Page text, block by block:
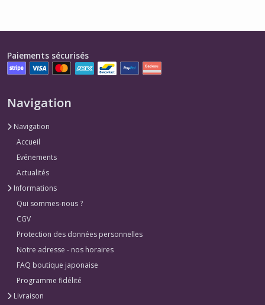
Paiements sécurisés
Navigation
Navigation
Accueil
Evénements
Actualités
Informations
Qui sommes-nous ?
CGV
Protection des données personnelles
Notre adresse - nos horaires
FAQ boutique japonaise
Programme fidélité
Livraison